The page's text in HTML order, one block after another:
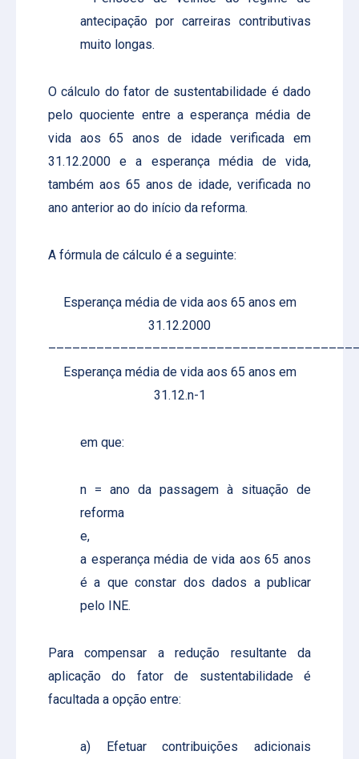
antecipação por carreiras contributivas
muito longas.
O cálculo do fator de sustentabilidade é dado
pelo quociente entre a esperança média de
vida aos 65 anos de idade verificada em
31.12.2000 e a esperança média de vida,
também aos 65 anos de idade, verificada no
ano anterior ao do início da reforma.
A fórmula de cálculo é a seguinte:
Esperança média de vida aos 65 anos em
31.12.2000
Esperança média de vida aos 65 anos em
31.12.n-1
em que:
n = ano da passagem à situação de
reforma
e,
a esperança média de vida aos 65 anos
é a que constar dos dados a publicar
pelo INE.
Para compensar a redução resultante da
aplicação do fator de sustentabilidade é
facultada a opção entre:
a) Efetuar contribuições adicionais